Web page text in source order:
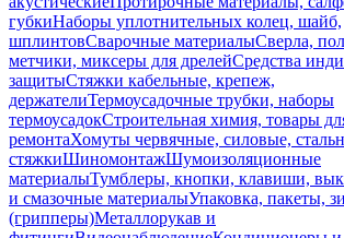
губкиНаборы уплотнительных колец, шайб,
шплинтовСварочные материалыСверла,
метчики, миксеры для дрелейСредства
защитыСтяжки кабельные, крепеж,
держателиТермоусадочные трубки, наборы
термоусадокСтроительная химия, товары
ремонтаХомуты червячные, силовые,
стяжкиШиномонтажШумоизоляционные
материалыТумблеры, кнопки, клавиши,
и смазочные материалыУпаковка, пакеты,
(грипперы)Металлорукав и